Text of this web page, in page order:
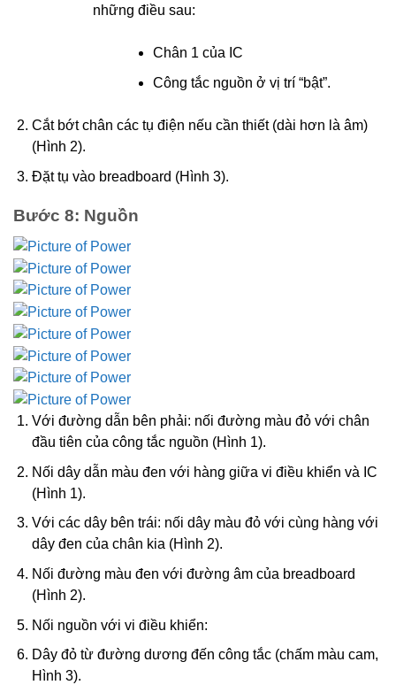
những điều sau:
Chân 1 của IC
Công tắc nguồn ở vị trí “bật”.
Cắt bớt chân các tụ điện nếu cần thiết (dài hơn là âm)
(Hình 2).
Đặt tụ vào breadboard (Hình 3).
Bước 8: Nguồn
Với đường dẫn bên phải: nối đường màu đỏ với chân
đầu tiên của công tắc nguồn (Hình 1).
Nối dây dẫn màu đen với hàng giữa vi điều khiển và IC
(Hình 1).
Với các dây bên trái: nối dây màu đỏ với cùng hàng với
dây đen của chân kia (Hình 2).
Nối đường màu đen với đường âm của breadboard
(Hình 2).
Nối nguồn với vi điều khiển:
Dây đỏ từ đường dương đến công tắc (chấm màu cam,
Hình 3).